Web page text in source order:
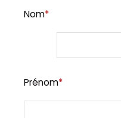
Nom*
Prénom*